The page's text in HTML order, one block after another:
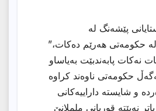
پێشەنگ لە
لە حکومەتى هەرێم دەکات،”
نەكات پابەندبێت بەیاساو
حكومەتی ناوەند كراوە
و شایستە داراییەكانی
نەبێتە قوربانی ململانێ